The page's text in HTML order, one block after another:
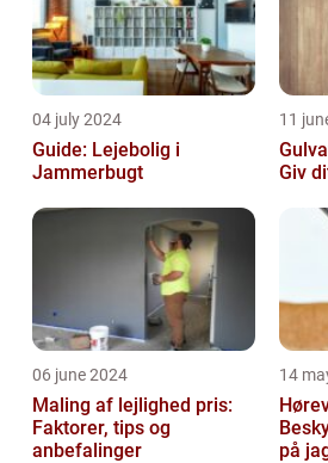
04 july 2024
Guide: Lejebolig i
Jammerbugt
11
Giv
06 june 2024
Maling af lejlighed pris:
Faktorer, tips og
anbefalinger
14
på